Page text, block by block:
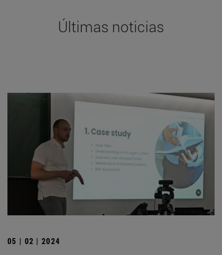
Últimas noticias
05 | 02 | 2024